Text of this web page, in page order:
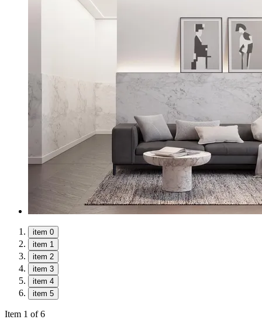
item 0
item 1
item 2
item 3
item 4
item 5
Item 1 of 6